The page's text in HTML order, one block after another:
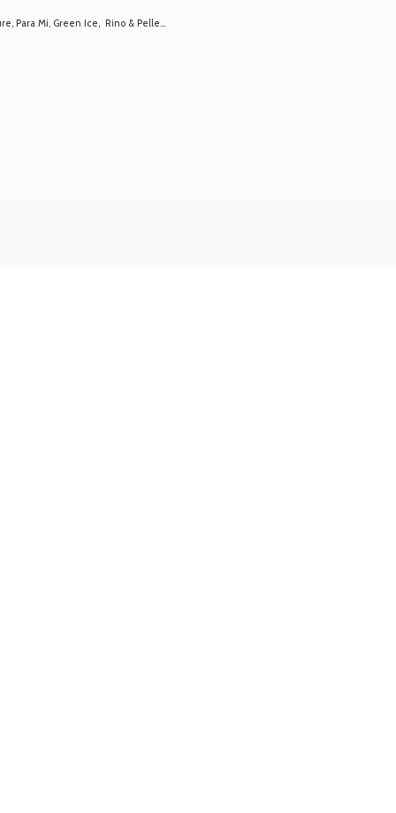
Para Mi, Green Ice, Rino & Pelle...